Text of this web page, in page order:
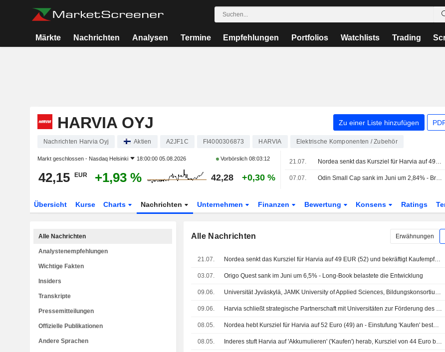
Märkte Nachrichten Analysen Termine Empfehlungen Portfolios Watchlists Trading
HARVIA OYJ Zu einer Liste hinzufügen
Nachrichten Harvia Oyj Aktien A2JF1C FI4000306873 HARVIA Elektrische Komponenten / Zubehör
Markt geschlossen - Nasdaq Helsinki 18:00:00 05.08.2026 Vorbörslich08:03:12
42,15 EUR +1,93 % 42,28 +0,30 %
21.07. Nordea senkt das Kursziel für Harvia auf 49 EUR (52) und bekräftigt Kaufempfehlung
07.07. Odin Small Cap sank im Juni um 2,84% - Bravida, Loomis, NP3 und Sectra neu aufgenommen
Übersicht Kurse Charts Nachrichten Unternehmen Finanzen Bewertung Konsens Ratings
Alle Nachrichten Erwähnungen
21.07. Nordea senkt das Kursziel für Harvia auf 49 EUR (52) und bekräftigt Kaufempfehlung
03.07. Origo Quest sank im Juni um 6,5% - Long-Book belastete die Entwicklung
09.06. Universität Jyväskylä, JAMK University of Applied Sciences, Bildungskonsortium Gradia und Harvia Plc bündeln Kräfte für Wissens- und Innovations-Ökosystem
09.06. Harvia schließt strategische Partnerschaft mit Universitäten zur Förderung des globalen Wachstums
08.05. Nordea hebt Kursziel für Harvia auf 52 Euro (49) an - Einstufung 'Kaufen' bestätigt
08.05. Inderes stuft Harvia auf 'Akkumulieren' ('Kaufen') herab, Kursziel von 44 Euro bestätigt
Alle Nachrichten
Analystenempfehlungen
Wichtige Fakten
Insiders
Transkripte
Pressemitteilungen
Offizielle Publikationen
Andere Sprachen